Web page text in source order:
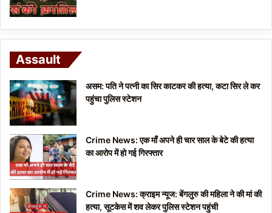
Assault
असम: पति ने पत्नी का सिर काटकर की हत्या, कटा सिर ले कर
पहुंचा पुलिस स्टेशन
Crime News: एक माँ अपने ही चार साल के बेटे की हत्या
का आरोप में हो गई गिरफ्तार
Crime News: क्राइम न्यूज: बेंगलुरु की महिला ने की मां की
हत्या, सूटकेस में शव लेकर पुलिस स्टेशन पहुंची